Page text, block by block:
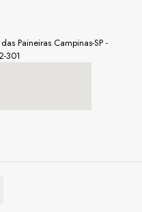
Paineiras Campinas-SP -
301